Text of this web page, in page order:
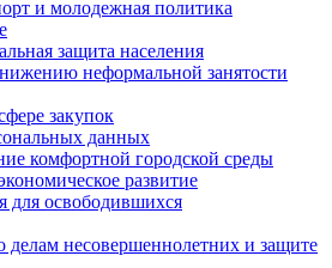
и молодежная политика
защита населения
неформальной занятости
закупок
данных
комфортной городской среды
развитие
для освободившихся
делам несовершеннолетних и защите